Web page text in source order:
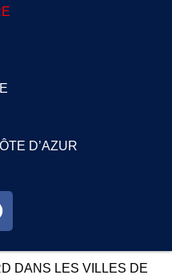
D’AZUR
DANS LES VILLES DE